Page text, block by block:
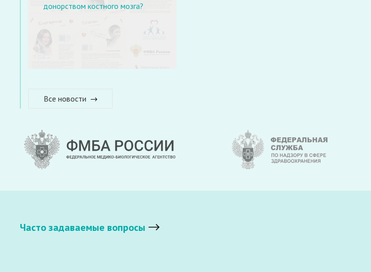
донорством костного мозга?
Все новости
Часто задаваемые вопросы